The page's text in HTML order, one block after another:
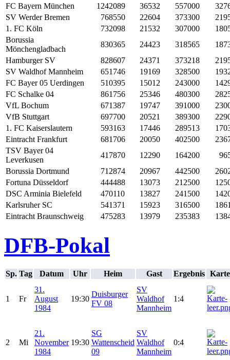
FC Bayern München
1242089 36532 557000
SV Werder Bremen
768550 22604 373300
1. FC Köln
732098 21532 307000
Borussia
Mönchengladbach
830365 24423 318565
Hamburger SV
828607 24371 373218
SV Waldhof Mannheim
651746 19169 328500
FC Bayer 05 Uerdingen
510395 15012 243000
FC Schalke 04
861756 25346 480300
VfL Bochum
671387 19747 391000
VfB Stuttgart
697700 20521 389300
1. FC Kaiserslautern
593163 17446 289513
Eintracht Frankfurt
681706 20050 402500
TSV Bayer 04
Leverkusen
417870 12290 164200
Borussia Dortmund
712874 20967 442500
Fortuna Düsseldorf
444488 13073 212500
DSC Arminia Bielefeld
470110 13827 241500
Karlsruher SC
541371 15923 316500
Eintracht Braunschweig
475283 13979 235383
DFB-Pokal
Sp. Tag Datum Uhr Heim Gast Ergebnis Karte
1 Fr
31.
August
1984
19:30
Duisburger
FV 08
SV
Waldhof
Mannheim
1:4
2 Mi
21.
November
1984
19:30
SG
Wattenscheid
09
SV
Waldhof
Mannheim
0:4